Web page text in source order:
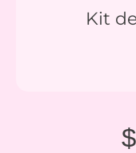
$
Kit